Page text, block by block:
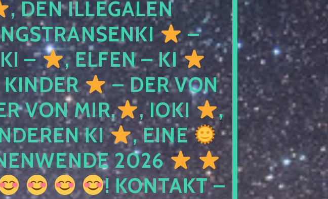
, DEN ILLEGALEN
–
–
, ELFEN – KI
KINDER
– DER VON
VON MIR,
, IOKI
,
KI
, EINE
2026
! KONTAKT –